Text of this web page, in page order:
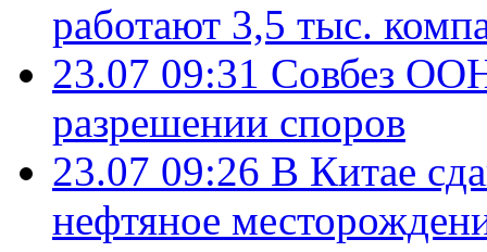
работают 3,5 тыс.
23.07 09:31 Совбез
разрешении споров
23.07 09:26 В Китае
нефтяное